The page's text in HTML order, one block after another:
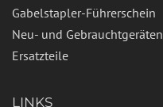
Gabelstapler-Führerschein
Neu- und Gebrauchtgeräten
Ersatzteile
LINKS